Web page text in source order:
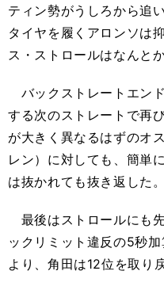
ティン勢がうしろから追
タイヤを履くアロンソは
ス・ストロールはなんと
バックストレートエン
する次のストレートで再
が大きく異なるはずのオ
レン）に対しても、簡単
は抜かれても抜き返した。
最後はストロールにも
ックリミット違反の5秒
より、角田は12位を取り